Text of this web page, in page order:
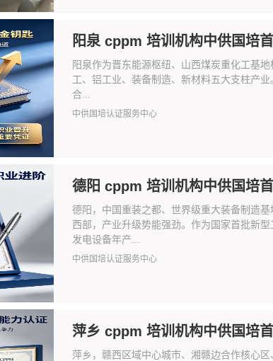
阳泉 cppm 培训机构中供国培
阳泉作为晋东能源枢纽、山西煤炭重化工基
工、铝工业、装备制造、新材料五大支柱产
合...
中供国培认证服务中心
德阳 cppm 培训机构中供国培
德阳，中国重装之都、世界级重大装备制造
西部，产业升级势能强劲。作为国家首批新
发电设备年产...
中供国培认证服务中心
萍乡 cppm 培训机构中供国培
萍乡，赣西区域中心城市、湘赣边合作核心